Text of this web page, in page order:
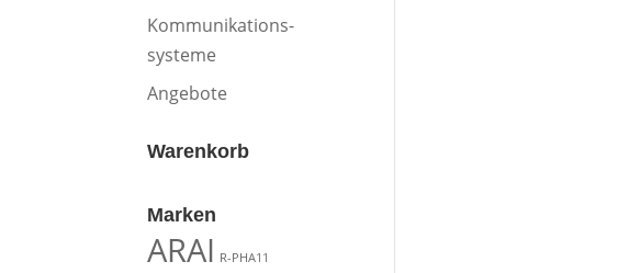
Kommunikations-
systeme
Angebote
Warenkorb
Marken
ARAI R-PHA11